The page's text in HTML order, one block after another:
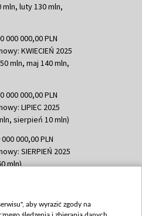
luty 130 mln,
000 000,00 PLN
KWIECIEŃ 2025
mln, maj 140 mln,
000 000,00 PLN
LIPIEC 2025
sierpień 10 mln)
000,00 PLN
SIERPIEŃ 2025
mln)
051,21 PLN
mln, październik 350
aby wyrazić zgody na